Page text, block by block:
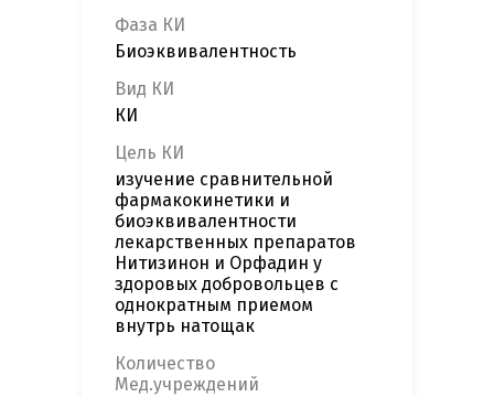
Фаза КИ
Биоэквивалентность
Вид КИ
КИ
Цель КИ
изучение сравнительной
фармакокинетики и
биоэквивалентности
лекарственных препаратов
Нитизинон и Орфадин у
здоровых добровольцев с
однократным приемом
внутрь натощак
Количество
Мед.учреждений